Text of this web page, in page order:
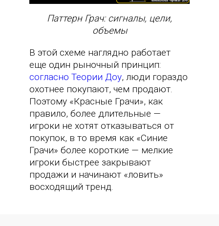
Паттерн Грач: сигналы, цели,
объемы
В этой схеме наглядно работает
еще один рыночный принцип:
согласно Теории Доу, люди гораздо
охотнее покупают, чем продают.
Поэтому «Красные Грачи», как
правило, более длительные —
игроки не хотят отказываться от
покупок, в то время как «Синие
Грачи» более короткие — мелкие
игроки быстрее закрывают
продажи и начинают «ловить»
восходящий тренд.